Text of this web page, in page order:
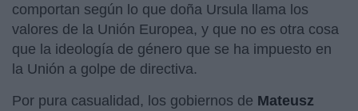
comportan según lo que doña Ursula llama los
valores de la Unión Europea, y que no es otra cosa
que la ideología de género que se ha impuesto en
la Unión a golpe de directiva.
Por pura casualidad, los gobiernos de Mateusz